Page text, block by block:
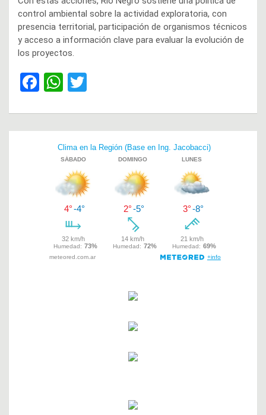
control ambiental sobre la actividad exploratoria, con
presencia territorial, participación de organismos técnicos
y acceso a información clave para evaluar la evolución de
los proyectos.
F
ce
W
at
s
A
p
p
tt
er
Navegación
entradas